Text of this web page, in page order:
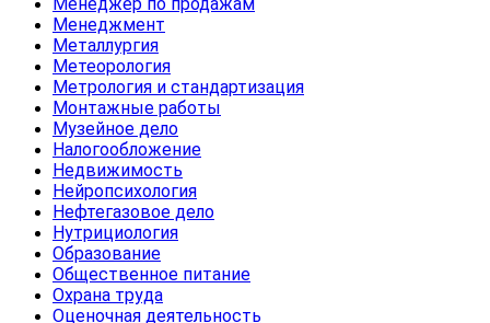
Менеджмент
Металлургия
Метеорология
Метрология и стандартизация
Монтажные работы
Музейное дело
Налогообложение
Недвижимость
Нейропсихология
Нефтегазовое дело
Нутрициология
Образование
Общественное питание
Охрана труда
Оценочная деятельность